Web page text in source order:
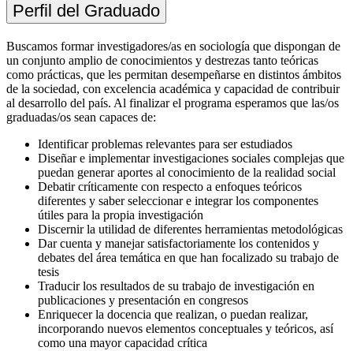
Perfil del Graduado
Buscamos formar investigadores/as en sociología que dispongan de
un conjunto amplio de conocimientos y destrezas tanto teóricas
como prácticas, que les permitan desempeñarse en distintos ámbitos
de la sociedad, con excelencia académica y capacidad de contribuir
al desarrollo del país. Al finalizar el programa esperamos que las/os
graduadas/os sean capaces de:
Identificar problemas relevantes para ser estudiados
Diseñar e implementar investigaciones sociales complejas que
puedan generar aportes al conocimiento de la realidad social
Debatir críticamente con respecto a enfoques teóricos
diferentes y saber seleccionar e integrar los componentes
útiles para la propia investigación
Discernir la utilidad de diferentes herramientas metodológicas
Dar cuenta y manejar satisfactoriamente los contenidos y
debates del área temática en que han focalizado su trabajo de
tesis
Traducir los resultados de su trabajo de investigación en
publicaciones y presentación en congresos
Enriquecer la docencia que realizan, o puedan realizar,
incorporando nuevos elementos conceptuales y teóricos, así
como una mayor capacidad crítica